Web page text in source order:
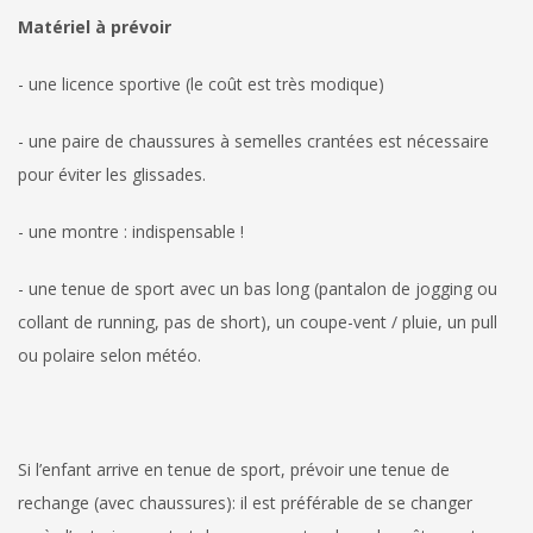
Matériel à prévoir
- une licence sportive (le coût est très modique)
- une paire de chaussures à semelles crantées est nécessaire
pour éviter les glissades.
- une montre : indispensable !
- une tenue de sport avec un bas long (pantalon de jogging ou
collant de running, pas de short), un coupe-vent / pluie, un pull
ou polaire selon météo.
Si l’enfant arrive en tenue de sport, prévoir une tenue de
rechange (avec chaussures): il est préférable de se changer